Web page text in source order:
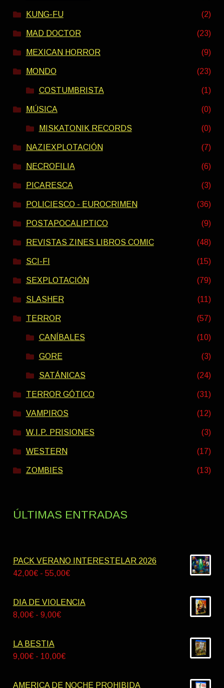
KUNG-FU (2)
MAD DOCTOR (23)
MEXICAN HORROR (9)
MONDO (23)
COSTUMBRISTA (1)
MÚSICA (0)
MISKATONIK RECORDS (0)
NAZIEXPLOTACIÓN (7)
NECROFILIA (6)
PICARESCA (3)
POLICIESCO - EUROCRIMEN (36)
POSTAPOCALIPTICO (9)
REVISTAS ZINES LIBROS COMIC (48)
SCI-FI (15)
SEXPLOTACIÓN (79)
SLASHER (11)
TERROR (57)
CANÍBALES (10)
GORE (3)
SATÁNICAS (24)
TERROR GÓTICO (31)
VAMPIROS (12)
W.I.P. PRISIONES (3)
WESTERN (17)
ZOMBIES (13)
ÚLTIMAS ENTRADAS
PACK VERANO INTERESTELAR 2026
42,00€ - 55,00€Rango
precios:
DIA DE VIOLENCIA
8,00€ - 9,00€Rango
desde
LA BESTIA
9,00€ - 10,00€Rango
precios:
AMERICA DE NOCHE PROHIBIDA